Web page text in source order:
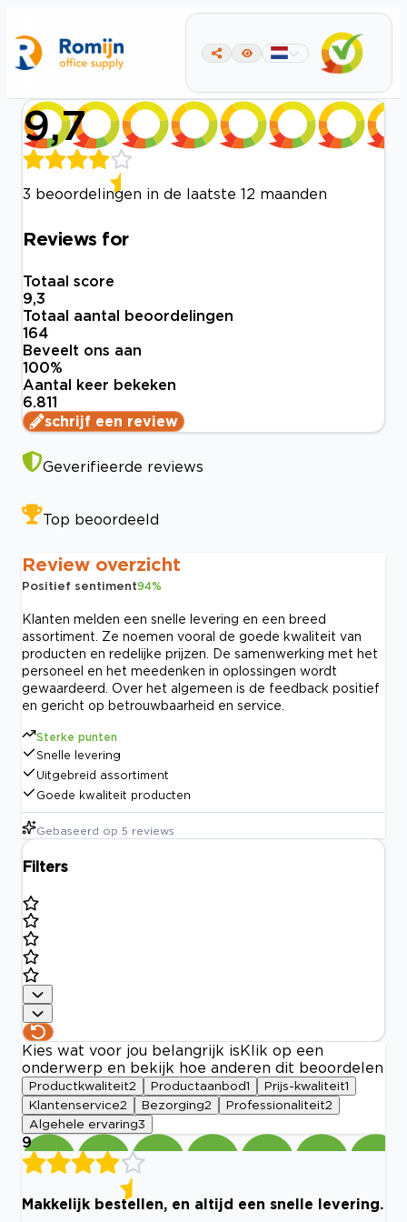
9,7
3 beoordelingen in de laatste 12 maanden
Reviews for
Totaal score
9,3
Totaal aantal beoordelingen
164
Beveelt ons aan
100%
Aantal keer bekeken
6.811
schrijf een review
Geverifieerde reviews
Top beoordeeld
Review overzicht
Positief sentiment94%
Klanten melden een snelle levering en een breed
assortiment. Ze noemen vooral de goede kwaliteit van
producten en redelijke prijzen. De samenwerking met het
personeel en het meedenken in oplossingen wordt
gewaardeerd. Over het algemeen is de feedback positief
en gericht op betrouwbaarheid en service.
Sterke punten
Snelle levering
Uitgebreid assortiment
Goede kwaliteit producten
Gebaseerd op 5 reviews
Filters
Kies wat voor jou belangrijk is Klik op een
onderwerp en bekijk hoe anderen dit beoordelen
Productkwaliteit2 Productaanbod1 Prijs-kwaliteit1
Klantenservice2 Bezorging2 Professionaliteit2
Algehele ervaring3
9
Makkelijk bestellen, en altijd een snelle levering.